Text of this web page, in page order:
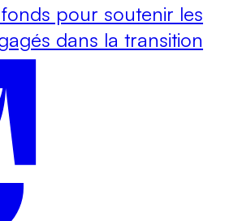
fonds pour soutenir les
dans la transition